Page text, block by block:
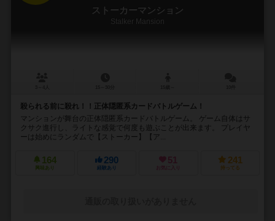
ストーカーマンション
Stalker Mansion
殺られる前に殺れ！！正体隠匿系カードバトルゲーム！
マンションが舞台の正体隠匿系カードバトルゲーム。 ゲーム自体はサ
クサク進行し、ライトな感覚で何度も遊ぶことが出来ます。 プレイヤ
ーは始めにランダムで【ストーカー】【ア...
164
興味あり
290
経験あり
51
お気に入り
241
持ってる